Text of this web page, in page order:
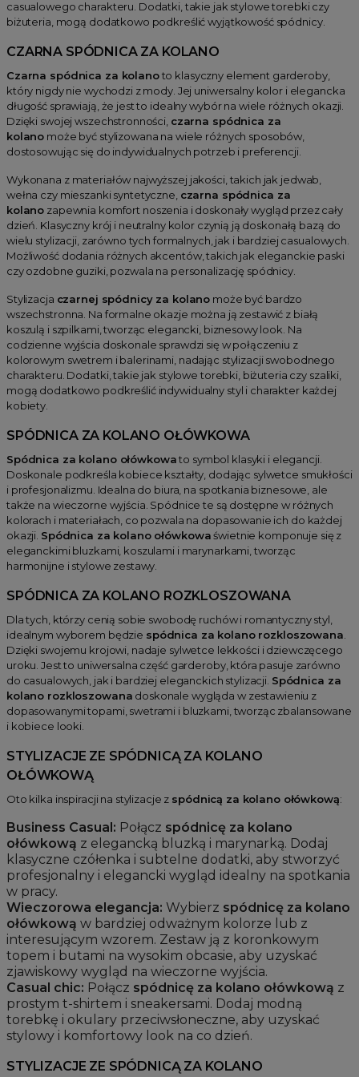
casualowego charakteru. Dodatki, takie jak stylowe torebki czy
biżuteria, mogą dodatkowo podkreślić wyjątkowość spódnicy.
CZARNA SPÓDNICA ZA KOLANO
Czarna spódnica za kolanoto klasyczny element garderoby,
który nigdy nie wychodzi z mody. Jej uniwersalny kolor i elegancka
długość sprawiają, że jest to idealny wybór na wiele różnych okazji.
Dzięki swojej wszechstronności, czarna spódnica za
kolano może być stylizowana na wiele różnych sposobów,
dostosowując się do indywidualnych potrzeb i preferencji.
Wykonana z materiałów najwyższej jakości, takich jak jedwab,
wełna czy mieszanki syntetyczne, czarna spódnica za
kolano zapewnia komfort noszenia i doskonały wygląd przez cały
dzień. Klasyczny krój i neutralny kolor czynią ją doskonałą bazą do
wielu stylizacji, zarówno tych formalnych, jak i bardziej casualowych.
Możliwość dodania różnych akcentów, takich jak eleganckie paski
czy ozdobne guziki, pozwala na personalizację spódnicy.
Stylizacja czarnej spódnicy za kolano może być bardzo
wszechstronna. Na formalne okazje można ją zestawić z białą
koszulą i szpilkami, tworząc elegancki, biznesowy look. Na
codzienne wyjścia doskonale sprawdzi się w połączeniu z
kolorowym swetrem i balerinami, nadając stylizacji swobodnego
charakteru. Dodatki, takie jak stylowe torebki, biżuteria czy szaliki,
mogą dodatkowo podkreślić indywidualny styl i charakter każdej
kobiety.
SPÓDNICA ZA KOLANO OŁÓWKOWA
Spódnica za kolano ołówkowato symbol klasyki i elegancji.
Doskonale podkreśla kobiece kształty, dodając sylwetce smukłości
i profesjonalizmu. Idealna do biura, na spotkania biznesowe, ale
także na wieczorne wyjścia. Spódnice te są dostępne w różnych
kolorach i materiałach, co pozwala na dopasowanie ich do każdej
okazji. Spódnica za kolano ołówkowaświetnie komponuje się z
eleganckimi bluzkami, koszulami i marynarkami, tworząc
harmonijne i stylowe zestawy.
SPÓDNICA ZA KOLANO ROZKLOSZOWANA
Dla tych, którzy cenią sobie swobodę ruchów i romantyczny styl,
idealnym wyborem będzie spódnica za kolano rozkloszowana
Dzięki swojemu krojowi, nadaje sylwetce lekkości i dziewczęcego
uroku. Jest to uniwersalna część garderoby, która pasuje zarówno
do casualowych, jak i bardziej eleganckich stylizacji. Spódnica za
kolano rozkloszowana doskonale wygląda w zestawieniu z
dopasowanymi topami, swetrami i bluzkami, tworząc zbalansowane
i kobiece looki.
STYLIZACJE ZE SPÓDNICĄ ZA KOLANO
OŁÓWKOWĄ
Oto kilka inspiracji na stylizacje z spódnicą za kolano ołówkową:
Business Casual: Połącz spódnicę za kolano
ołówkową z elegancką bluzką i marynarką. Dodaj
klasyczne czółenka i subtelne dodatki, aby stworzyć
profesjonalny i elegancki wygląd idealny na spotkania
w pracy.
Wieczorowa elegancja: Wybierz spódnicę za kolano
ołówkową w bardziej odważnym kolorze lub z
interesującym wzorem. Zestaw ją z koronkowym
topem i butami na wysokim obcasie, aby uzyskać
zjawiskowy wygląd na wieczorne wyjścia.
Casual chic: Połącz spódnicę za kolano ołówkową z
prostym t-shirtem i sneakersami. Dodaj modną
torebkę i okulary przeciwsłoneczne, aby uzyskać
stylowy i komfortowy look na co dzień.
STYLIZACJE ZE SPÓDNICĄ ZA KOLANO